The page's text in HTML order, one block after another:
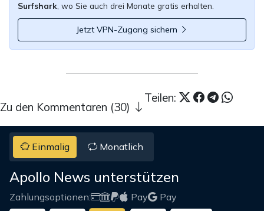
Surfshark, wo Sie auch drei Monate gratis erhalten.
Jetzt VPN-Zugang sichern
Teilen:
Zu den Kommentaren (30)
Einmalig Monatlich
Apollo News unterstützen
Zahlungsoptionen: Pay
Pay